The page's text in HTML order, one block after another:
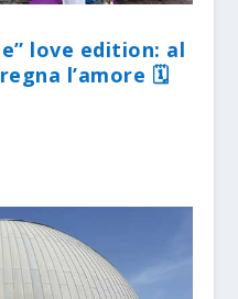
love edition: al
l’amore 🗓